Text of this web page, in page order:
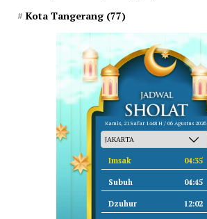
Kota Tangerang (77)
Kamis, 21 Safar 1448 H / 06 Agustus 2026
Imsak 04:35
Subuh 04:45
Dzuhur 12:02